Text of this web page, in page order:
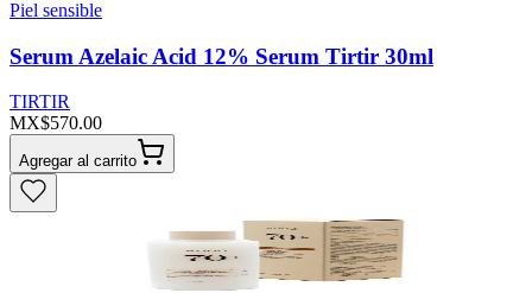
Piel sensible
Serum Azelaic Acid 12% Serum Tirtir 30ml
TIRTIR
MX$570.00
Agregar al carrito